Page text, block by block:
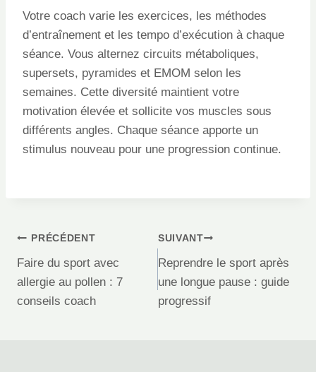
Votre coach varie les exercices, les méthodes
d’entraînement et les tempo d’exécution à chaque
séance. Vous alternez circuits métaboliques,
supersets, pyramides et EMOM selon les
semaines. Cette diversité maintient votre
motivation élevée et sollicite vos muscles sous
différents angles. Chaque séance apporte un
stimulus nouveau pour une progression continue.
Navigation
PRÉCÉDENT
Faire du sport avec
allergie au pollen : 7
conseils coach
SUIVANT
Reprendre le sport après
une longue pause : guide
progressif